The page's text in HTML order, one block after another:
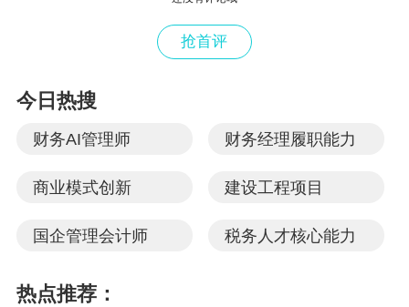
的风险预警机制，及时发现并纠正潜在的税务问题。
相关说明
【主办单位】正保会计网校|正保会计网校北京服务中
【培训时间】 2024年12月17-18日（周二-周三）
【培训地点】北京市
校·税务网校北京服务中心联系
抢首评
今日热搜
财务AI管理师 财务经理履职能力
商业模式创新 建设工程项目
国企管理会计师 税务人才核心能力
热点推荐：